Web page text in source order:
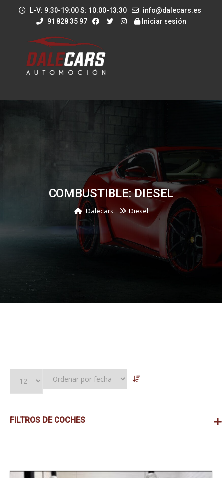
L-V: 9:30-19:00 S: 10:00-13:30
info@dalecars.es
91 828 35 97
Iniciar sesión
COMBUSTIBLE: DIESEL
Dalecars Diesel
FILTROS DE COCHES